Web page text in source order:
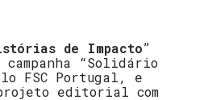
de Impacto”
“Solidário
FSC Portugal, e
projeto editorial com